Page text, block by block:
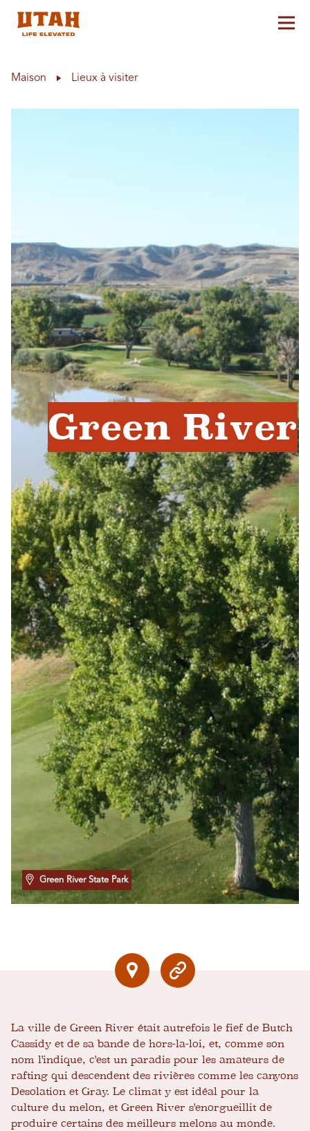
Maison Lieux à visiter
Green River
Green River State Park
La ville de Green River était autrefois le fief de Butch
Cassidy et de sa bande de hors-la-loi, et, comme son
nom l'indique, c'est un paradis pour les amateurs de
rafting qui descendent des rivières comme les canyons
Desolation et Gray. Le climat y est idéal pour la
culture du melon, et Green River s'enorgueillit de
produire certains des meilleurs melons au monde.